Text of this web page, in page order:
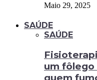
Maio 29, 2025
SAÚDE
SAÚDE
um fôlego
quem